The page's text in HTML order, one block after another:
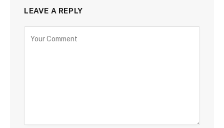
LEAVE A REPLY